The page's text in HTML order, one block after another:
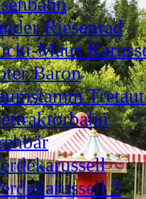
Riesenrad
Maus
Baron
2